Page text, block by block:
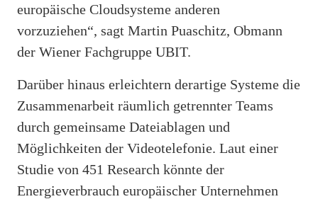
europäische Cloudsysteme anderen
vorzuziehen“, sagt Martin Puaschitz, Obmann
der Wiener Fachgruppe UBIT.
Darüber hinaus erleichtern derartige Systeme die
Zusammenarbeit räumlich getrennter Teams
durch gemeinsame Dateiablagen und
Möglichkeiten der Videotelefonie. Laut einer
Studie von 451 Research könnte der
Energieverbrauch europäischer Unternehmen